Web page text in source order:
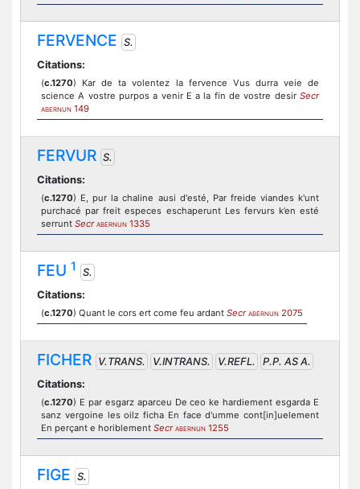
FERVENCE S.
Citations:
(c.1270) Kar de ta volentez la fervence Vus durra veie de
science A vostre purpos a venir E a la fin de vostre desir Secr
ABERNUN 149
FERVUR S.
Citations:
(c.1270) E, pur la chaline ausi d'esté, Par freide viandes k'unt
purchacé par freit especes eschaperunt Les fervurs k’en esté
serrunt Secr ABERNUN 1335
FEU 1
S.
Citations:
(c.1270) Quant le cors ert come feu ardant Secr ABERNUN 2075
FICHER V.TRANS. V.INTRANS. V.REFL.
P.P. AS A.
Citations:
(c.1270) E par esgarz aparceu De ceo ke hardiement esgarda E
sanz vergoine les oilz ficha En face d'umme cont[in]uelement
En perçant e horiblement Secr ABERNUN 1255
FIGE S.